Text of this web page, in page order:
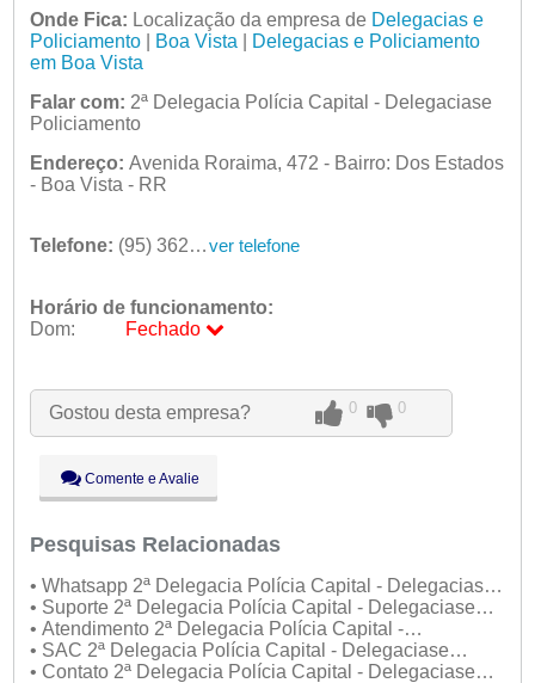
Onde Fica: Localização da empresa de Delegacias e
Policiamento| Boa Vista
Delegacias e Policiamento
em Boa Vista
Falar com: 2ª Delegacia Polícia Capital - Delegaciase
Policiamento
Endereço: Avenida Roraima, 472 - Bairro: Dos Estados
- Boa Vista - RR
Telefone: (95) 3624-1220 ver telefone
Horário de funcionamento:
Dom:
Fechado
Ter:
09:00 - 18:00
Qua:
09:00 - 18:00
Sex:
09:00 - 18:00
Sáb:
Fechado
Dom:
Fechado
Gostou desta empresa? 0 0
Comente e Avalie
Pesquisas Relacionadas
• Whatsapp 2ª Delegacia Polícia Capital - Delegaciase
Policiamento
• Suporte 2ª Delegacia Polícia Capital - Delegaciase
Policiamento
• Atendimento 2ª Delegacia Polícia Capital -
Delegaciase Policiamento
• SAC 2ª Delegacia Polícia Capital - Delegaciase
Policiamento
• Contato 2ª Delegacia Polícia Capital - Delegaciase